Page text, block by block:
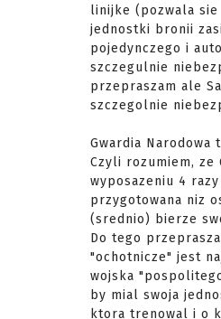
linijke (pozwala
jednostki bronii
pojedynczego i
szczegulnie
przepraszam ale
szczegolnie
Gwardia Narodowa
Czyli rozumiem, ze
wyposazeniu 4
przygotowana niz
(srednio) bierze
Do tego
"ochotnicze" jest
wojska
by mial swoja
ktora trenowal i o